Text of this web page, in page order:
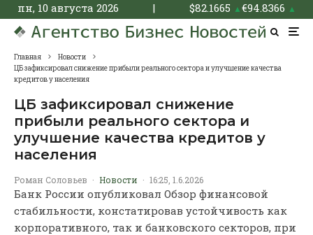
пн, 10 августа 2026 | $82.1665 ▲€94.8366 ▲
Главная
Новости
ЦБ зафиксировал снижение прибыли реального сектора и улучшение качества
кредитов у населения
ЦБ зафиксировал снижение
прибыли реального сектора и
улучшение качества кредитов у
населения
Роман Соловьев · Новости · 16:25, 1.6.2026
Банк России опубликовал Обзор финансовой
стабильности, констатировав устойчивость как
корпоративного, так и банковского секторов, при